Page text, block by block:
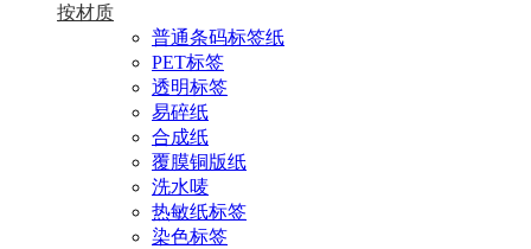
按材质
普通条码标签纸
PET标签
透明标签
易碎纸
合成纸
覆膜铜版纸
洗水唛
热敏纸标签
染色标签